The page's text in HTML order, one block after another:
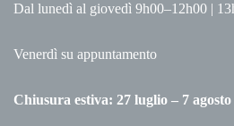
Dal lunedì al giovedì 9h00–12h00 |
Venerdì su appuntamento
Chiusura estiva: 27 luglio – 7 agosto